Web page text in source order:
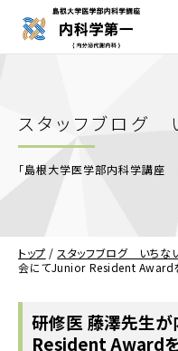
スタッフブログ
「島根大学医学部内科学講座
トップ / スタッフブログ いちな
会にてJunior Resident Awardを
研修医 藤澤先生
Resident Awardを